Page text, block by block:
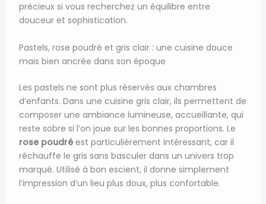
précieux si vous recherchez un équilibre entre
douceur et sophistication.
Pastels, rose poudré et gris clair : une cuisine douce
mais bien ancrée dans son époque
Les pastels ne sont plus réservés aux chambres
d’enfants. Dans une cuisine gris clair, ils permettent de
composer une ambiance lumineuse, accueillante, qui
reste sobre si l’on joue sur les bonnes proportions. Le
rose poudréest particulièrement intéressant, car il
réchauffe le gris sans basculer dans un univers trop
marqué. Utilisé à bon escient, il donne simplement
l’impression d’un lieu plus doux, plus confortable.